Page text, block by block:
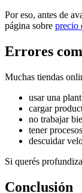
Por eso, antes de
página sobre precio
Errores
Muchas tiendas
usar una
cargar
no trabajar
tener
descuidar
Si querés
Conclusión